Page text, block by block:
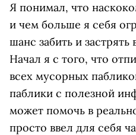
Я понимал, что
и чем больше я себя
шанс забить и
Начал я с того, что
всех мусорных
паблики с полезной
может помочь в
просто ввел для себя